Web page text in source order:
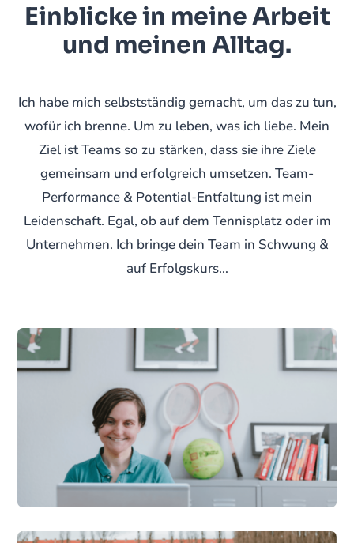
Einblicke in meine Arbeit
und meinen Alltag.
Ich habe mich selbstständig gemacht, um das zu tun,
wofür ich brenne. Um zu leben, was ich liebe. Mein
Ziel ist Teams so zu stärken, dass sie ihre Ziele
gemeinsam und erfolgreich umsetzen. Team-
Performance & Potential-Entfaltung ist mein
Leidenschaft. Egal, ob auf dem Tennisplatz oder im
Unternehmen. Ich bringe dein Team in Schwung &
auf Erfolgskurs…